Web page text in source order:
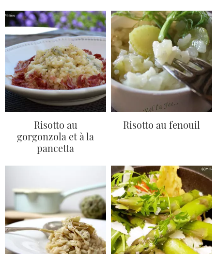
Risotto au
gorgonzola et à la
pancetta
Risotto au fenouil